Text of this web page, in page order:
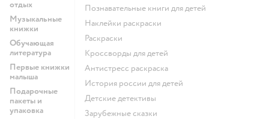
отдых
Музыкальные
книжки
Обучающая
литература
Первые книжки
малыша
Подарочные
пакеты и
упаковка
познавательные книги для детей
наклейки раскраски
раскраски
кроссворды для детей
антистресс раскраска
история россии для детей
детские детективы
зарубежные сказки